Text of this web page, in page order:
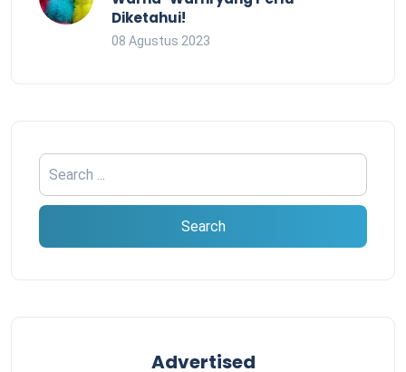
Diketahui!
08 Agustus 2023
Advertised